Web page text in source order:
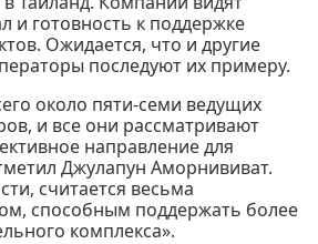
и готовность к поддержке
Ожидается, что и другие
последуют их примеру.
около пяти-семи ведущих
и все они рассматривают
направление для
Джулапун Аморнививат.
считается весьма
способным поддержать более
комплекса».